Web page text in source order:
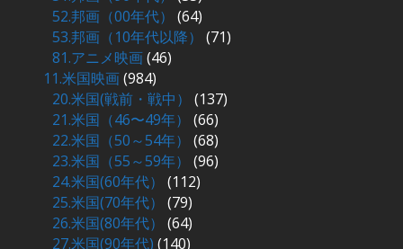
52.邦画（00年代）
(64)
53.邦画（10年代以降）
(71)
81.アニメ映画(46)
11.米国映画(984)
20.米国(戦前・戦中）
(137)
21.米国（46〜49年）
(66)
22.米国（50～54年）
(68)
23.米国（55～59年）
(96)
24.米国(60年代）
(112)
25.米国(70年代）
(79)
26.米国(80年代）
(64)
27.米国(90年代) (140)